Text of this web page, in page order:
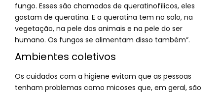
fungo. Esses são chamados de queratinofílicos, eles
gostam de queratina. E a queratina tem no solo, na
vegetação, na pele dos animais e na pele do ser
humano. Os fungos se alimentam disso também”.
Ambientes coletivos
Os cuidados com a higiene evitam que as pessoas
tenham problemas como micoses que, em geral, são